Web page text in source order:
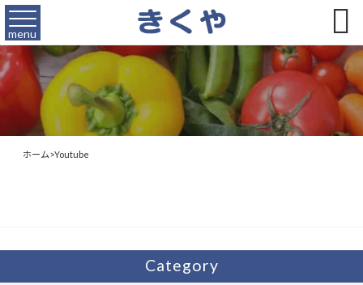
menu 
ホーム>Youtube
Category